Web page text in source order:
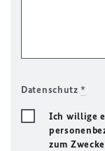
Datenschutz*
Ich willige
zum